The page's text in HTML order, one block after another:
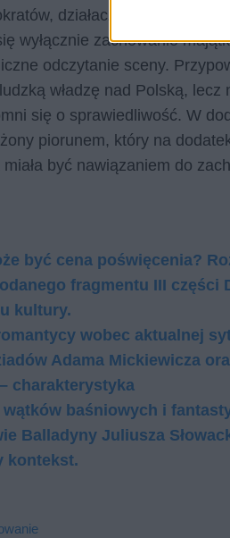
działaczy
wyłącznie zachowanie
odczytanie sceny.
władzę nad Polską,
się o sprawiedliwość. W
piorunem, który na
być nawiązaniem do
być cena po­świę­ce­nia?
frag­men­tu III części
kul­tu­ry.
wobec aktualnej
Adama Mickiewicza
charakterystyka
wątków baśniowych i
Balladyny Juliusza
kontekst.